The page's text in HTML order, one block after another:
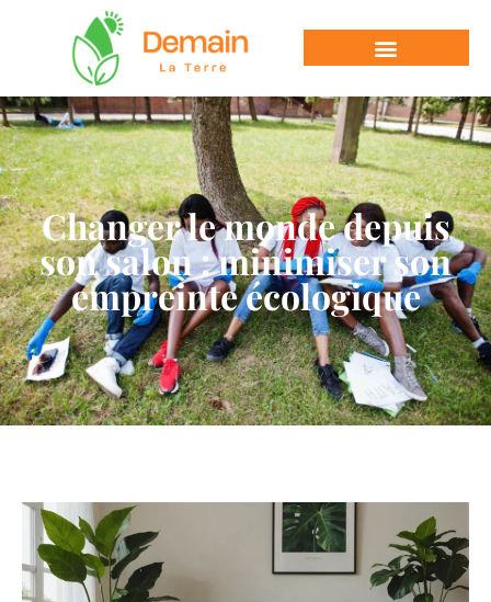
Changer le monde depuis
son salon : minimiser son
empreinte écologique